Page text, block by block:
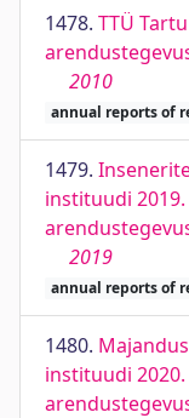
1478. TTÜ
2010
annual reports of
1479.
instituudi
2019
annual reports of
1480.
instituudi